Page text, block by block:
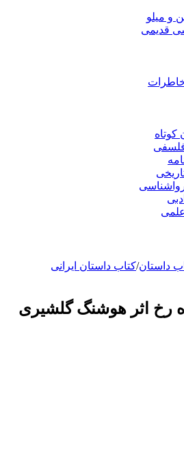
و میلو
قدیمی
داستان/کتاب داستان ایرانی
رخ اثر هوشنگ گلشیری